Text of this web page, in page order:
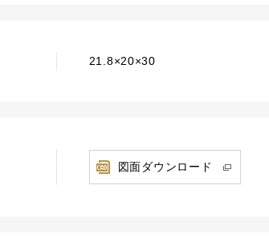
21.8×20×30
図面ダウンロード